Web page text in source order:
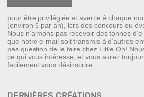
pour être privilégiée et avertie à chaque
(environ 6 par an), lors des concours ou
Nous n’aimons pas recevoir des tonnes
que notre e-mail soit transmis à d’autres
pas question de le faire chez Little Oh!
ce qui vous intéresse, et vous aurez
facilement vous désinscrire.